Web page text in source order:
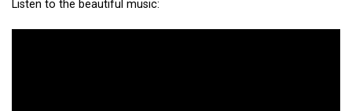
Listen to the beautiful music: